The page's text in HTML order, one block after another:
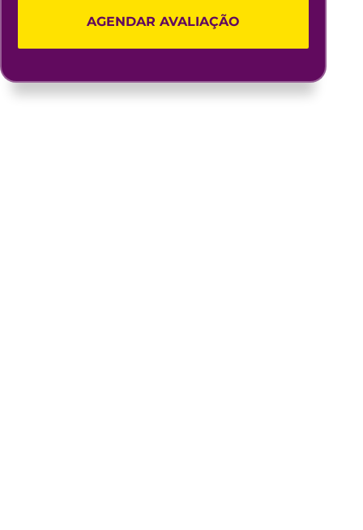
AGENDAR AVALIAÇÃO